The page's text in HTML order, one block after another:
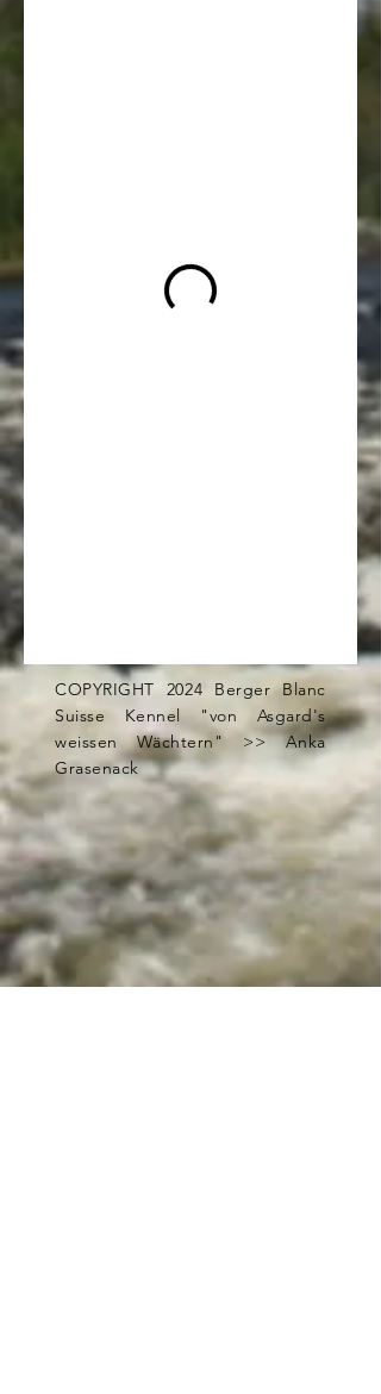
COPYRIGHT 2024 Berger Blanc
Suisse Kennel "von Asgard's
weissen Wächtern" >> Anka
Grasenack